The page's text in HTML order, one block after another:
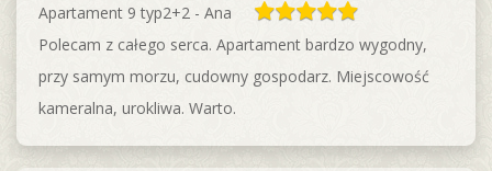
Apartament 9 typ2+2 - Ana
Polecam z całego serca. Apartament bardzo wygodny,
przy samym morzu, cudowny gospodarz. Miejscowość
kameralna, urokliwa. Warto.